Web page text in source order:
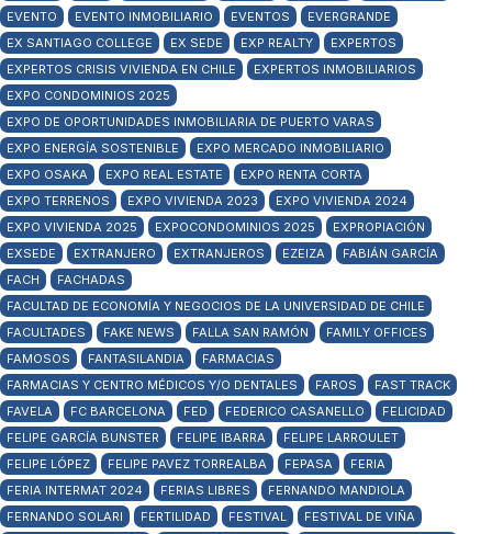
EVENTO
EVENTO INMOBILIARIO EVENTOS
EVERGRANDE
EX SANTIAGO COLLEGE
EX SEDE EXP REALTY
EXPERTOS
EXPERTOS CRISIS VIVIENDA EN CHILE
EXPERTOS INMOBILIARIOS
EXPO CONDOMINIOS 2025
EXPO DE OPORTUNIDADES INMOBILIARIA DE PUERTO VARAS
EXPO ENERGÍA SOSTENIBLE
EXPO MERCADO INMOBILIARIO
EXPO OSAKA
EXPO REAL ESTATE
EXPO RENTA CORTA
EXPO TERRENOS
EXPO VIVIENDA 2023
EXPO VIVIENDA 2024
EXPO VIVIENDA 2025
EXPOCONDOMINIOS 2025
EXPROPIACIÓN
EXSEDE
EXTRANJERO EXTRANJEROS EZEIZA
FABIÁN GARCÍA
FACH
FACHADAS
FACULTAD DE ECONOMÍA Y NEGOCIOS DE LA UNIVERSIDAD DE CHILE
FACULTADES
FAKE NEWS FALLA SAN RAMÓN
FAMILY OFFICES
FAMOSOS
FANTASILANDIA
FARMACIAS
FARMACIAS Y CENTRO MÉDICOS Y/O DENTALES
FAROS
FAST TRACK
FAVELA
FC BARCELONA FED FEDERICO CASANELLO
FELICIDAD
FELIPE GARCÍA BUNSTER
FELIPE IBARRA
FELIPE LARROULET
FELIPE LÓPEZ
FELIPE PAVEZ TORREALBA FEPASA
FERIA
FERIA INTERMAT 2024
FERIAS LIBRES
FERNANDO MANDIOLA
FERNANDO SOLARI
FERTILIDAD FESTIVAL
FESTIVAL DE VIÑA